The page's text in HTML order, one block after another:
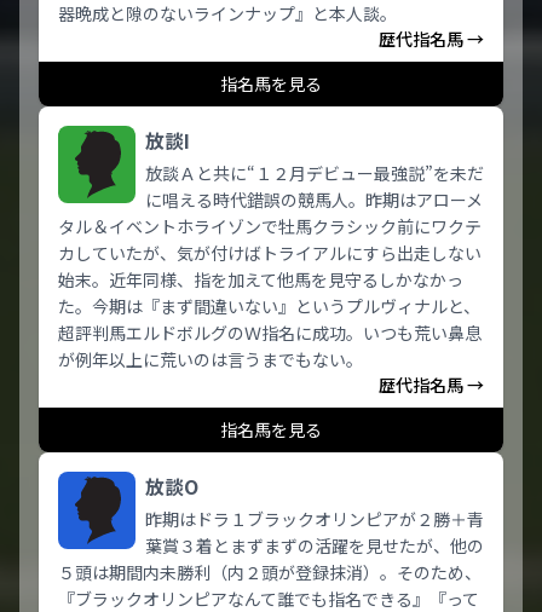
器晩成と隙のないラインナップ』と本人談。
歴代指名馬 →
指名馬を見る
放談I
放談Ａと共に“１２月デビュー最強説”を未だ
に唱える時代錯誤の競馬人。昨期はアローメ
タル＆イベントホライゾンで牡馬クラシック前にワクテ
カしていたが、気が付けばトライアルにすら出走しない
始末。近年同様、指を加えて他馬を見守るしかなかっ
た。今期は『まず間違いない』というプルヴィナルと、
超評判馬エルドボルグのＷ指名に成功。いつも荒い鼻息
が例年以上に荒いのは言うまでもない。
歴代指名馬 →
指名馬を見る
放談O
昨期はドラ１ブラックオリンピアが２勝＋青
葉賞３着とまずまずの活躍を見せたが、他の
５頭は期間内未勝利（内２頭が登録抹消）。そのため、
『ブラックオリンピアなんて誰でも指名できる』『って